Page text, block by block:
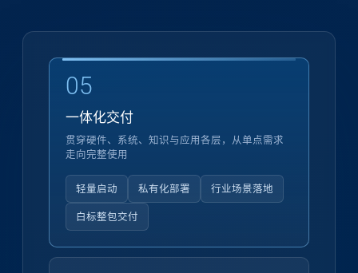
05
一体化交付
贯穿硬件、系统、知识与应用各层，从单点需求
走向完整使用
轻量启动 私有化部署 行业场景落地
白标整包交付